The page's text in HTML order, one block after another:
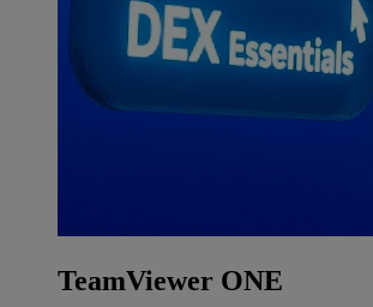
TeamViewer ONE